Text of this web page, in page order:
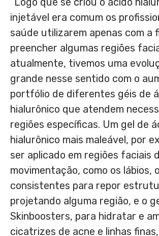
injetável era comum os
saúde utilizarem apenas com a
preencher algumas regiões
atualmente, tivemos uma
grande nesse sentido com o
portfólio de diferentes géis de
hialurônico que atendem
regiões específicas. Um gel de
hialurônico mais maleável, por
ser aplicado em regiões faciais
movimentação, como os lábios,
consistentes para repor
projetando alguma região, e o
Skinboosters, para hidratar e
cicatrizes de acne e linhas